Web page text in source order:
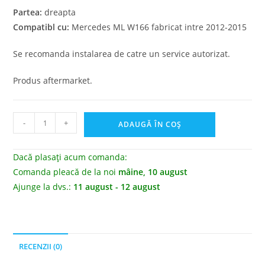
Partea: dreapta
Compatibl cu: Mercedes ML W166 fabricat intre 2012-2015
Se recomanda instalarea de catre un service autorizat.
Produs aftermarket.
- + ADAUGĂ ÎN COȘ
Dacă plasați acum comanda:
Comanda pleacă de la noi mâine, 10 august
Ajunge la dvs.: 11 august - 12 august
RECENZII (0)